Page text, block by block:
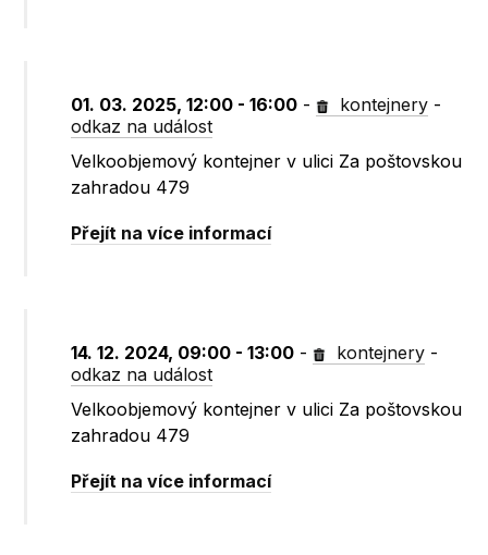
01. 03. 2025, 12:00 - 16:00 - kontejnery -
odkaz na událost
Velkoobjemový kontejner v ulici Za poštovskou
zahradou 479
Přejít na více informací
14. 12. 2024, 09:00 - 13:00 - kontejnery -
odkaz na událost
Velkoobjemový kontejner v ulici Za poštovskou
zahradou 479
Přejít na více informací